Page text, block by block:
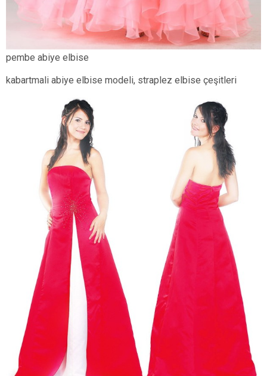
pembe abiye elbise
kabartmali abiye elbise modeli, straplez elbise çeşitleri